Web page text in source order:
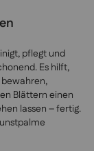
pflegt und
Es hilft,
Blättern einen
lassen – fertig.